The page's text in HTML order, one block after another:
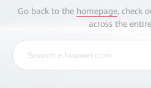
Go back to the homepage, check
across the